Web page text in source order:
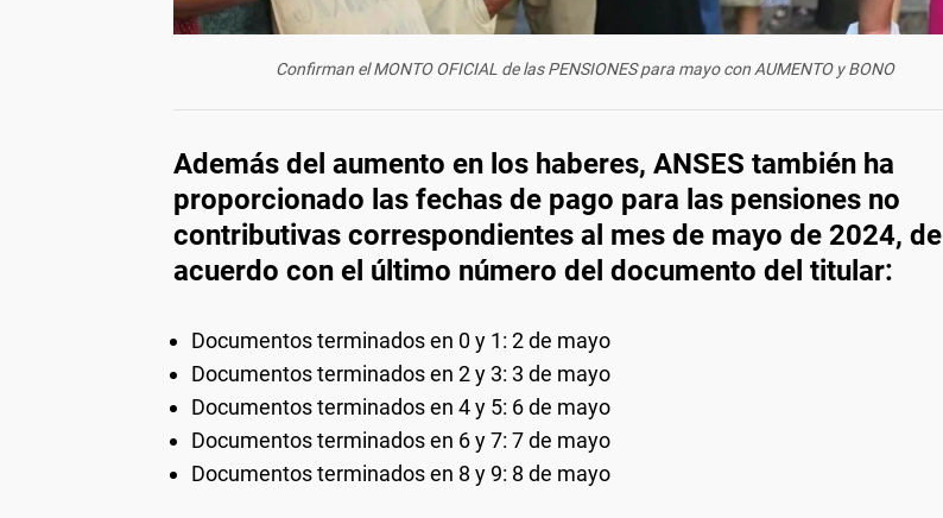
Confirman el MONTO OFICIAL de las PENSIONES para mayo con AUMENTO y BONO
Además del aumento en los haberes, ANSES también ha
proporcionado las fechas de pago para las pensiones no
contributivas correspondientes al mes de mayo de 2024, de
acuerdo con el último número del documento del titular:
Documentos terminados en 0 y 1: 2 de mayo
Documentos terminados en 2 y 3: 3 de mayo
Documentos terminados en 4 y 5: 6 de mayo
Documentos terminados en 6 y 7: 7 de mayo
Documentos terminados en 8 y 9: 8 de mayo